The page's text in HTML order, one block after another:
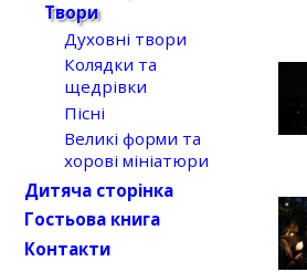
Твори
Духовні твори
Колядки та
щедрівки
Пісні
Великі форми та
хорові мініатюри
Дитяча сторінка
Гостьова книга
Контакти